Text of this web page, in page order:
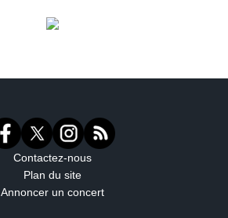
Contactez-nous
Plan du site
Annoncer un concert